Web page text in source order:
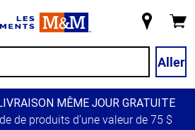
magasin
Aller
MÊME JOUR GRATUITE
de produits d’une valeur de 75 $